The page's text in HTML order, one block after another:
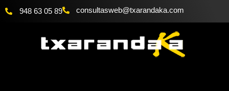
948 63 05 89 moc.akadnaraxt
@bewsatlusnoc